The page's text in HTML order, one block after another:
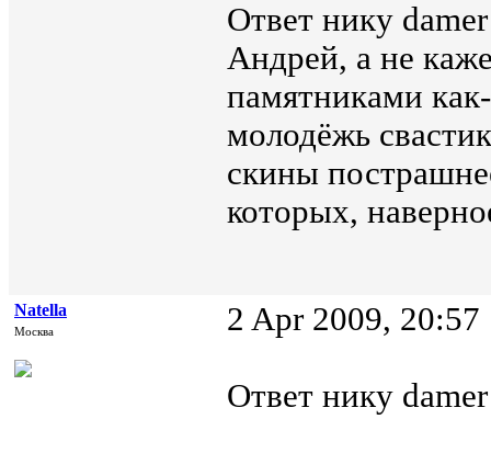
Ответ нику
Андрей, а не
памятниками
молодёжь
скины
которых,
Natella
Москва 2 Apr 2009, 20:57
Ответ нику